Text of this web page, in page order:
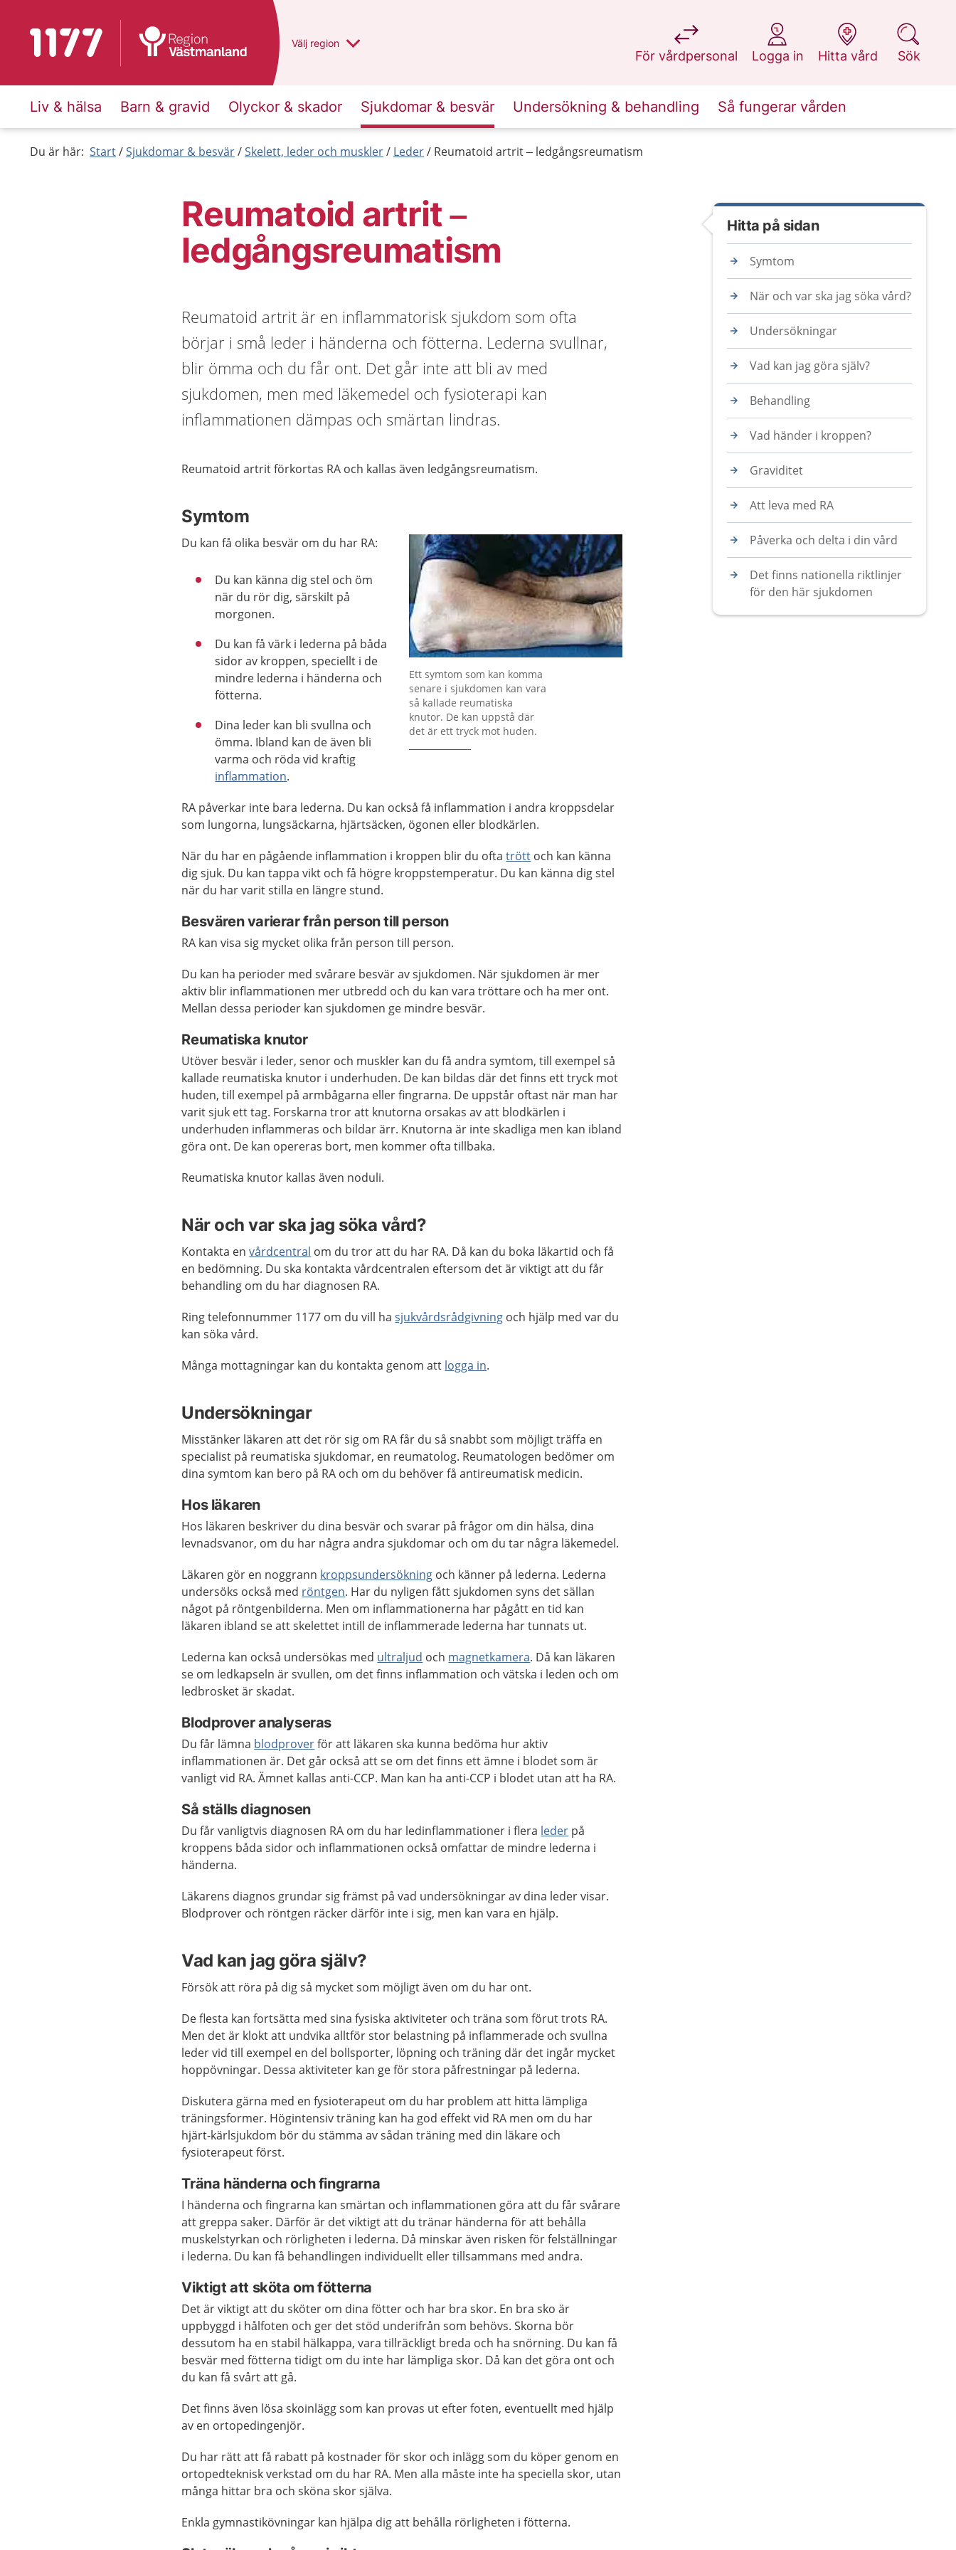
Till startsidan för 1177 Du har valt region
Välj en annan
region
För vårdpersonal
på 1177.se
Logga in
på 1177.se
Hitta vård
på 1177.se
Sök
på 1177.se
Liv & hälsa Barn & gravid Olyckor & skador Sjukdomar & besvär Undersökning & behandling Så fungerar vården
Du är här: Start Sjukdomar & besvär Skelett, leder och muskler Leder Reumatoid artrit – ledgångsreumatism
Reumatoid artrit –
ledgångsreumatism
Reumatoid artrit är en inflammatorisk sjukdom som ofta
börjar i små leder i händerna och fötterna. Lederna svullnar,
blir ömma och du får ont. Det går inte att bli av med
sjukdomen, men med läkemedel och fysioterapi kan
inflammationen dämpas och smärtan lindras.
Reumatoid artrit förkortas RA och kallas även ledgångsreumatism.
Symtom
Ett symtom som kan komma
senare i sjukdomen kan vara
så kallade reumatiska
knutor. De kan uppstå där
det är ett tryck mot huden.
Du kan få olika besvär om du har RA:
Du kan känna dig stel och öm
när du rör dig, särskilt på
morgonen.
Du kan få värk i lederna på båda
sidor av kroppen, speciellt i de
mindre lederna i händerna och
fötterna.
Dina leder kan bli svullna och
ömma. Ibland kan de även bli
varma och röda vid kraftig
inflammation.
RA påverkar inte bara lederna. Du kan också få inflammation i andra kroppsdelar
som lungorna, lungsäckarna, hjärtsäcken, ögonen eller blodkärlen.
När du har en pågående inflammation i kroppen blir du oftatrött och kan känna
dig sjuk. Du kan tappa vikt och få högre kroppstemperatur. Du kan känna dig stel
när du har varit stilla en längre stund.
Besvären varierar från person till person
RA kan visa sig mycket olika från person till person.
Du kan ha perioder med svårare besvär av sjukdomen. När sjukdomen är mer
aktiv blir inflammationen mer utbredd och du kan vara tröttare och ha mer ont.
Mellan dessa perioder kan sjukdomen ge mindre besvär.
Reumatiska knutor
Utöver besvär i leder, senor och muskler kan du få andra symtom, till exempel så
kallade reumatiska knutor i underhuden. De kan bildas där det finns ett tryck mot
huden, till exempel på armbågarna eller fingrarna. De uppstår oftast när man har
varit sjuk ett tag. Forskarna tror att knutorna orsakas av att blodkärlen i
underhuden inflammeras och bildar ärr. Knutorna är inte skadliga men kan ibland
göra ont. De kan opereras bort, men kommer ofta tillbaka.
Reumatiska knutor kallas även noduli.
När och var ska jag söka vård?
Kontakta envårdcentral om du tror att du har RA. Då kan du boka läkartid och få
en bedömning. Du ska kontakta vårdcentralen eftersom det är viktigt att du får
behandling om du har diagnosen RA.
Ring telefonnummer 1177 om du vill hasjukvårdsrådgivning och hjälp med var du
kan söka vård.
Många mottagningar kan du kontakta genom att logga in.
Undersökningar
Misstänker läkaren att det rör sig om RA får du så snabbt som möjligt träffa en
specialist på reumatiska sjukdomar, en reumatolog. Reumatologen bedömer om
dina symtom kan bero på RA och om du behöver få antireumatisk medicin.
Hos läkaren
Hos läkaren beskriver du dina besvär och svarar på frågor om din hälsa, dina
levnadsvanor, om du har några andra sjukdomar och om du tar några läkemedel.
Läkaren gör en noggrann kroppsundersökning och känner på lederna. Lederna
undersöks också med röntgen. Har du nyligen fått sjukdomen syns det sällan
något på röntgenbilderna. Men om inflammationerna har pågått en tid kan
läkaren ibland se att skelettet intill de inflammerade lederna har tunnats ut.
Lederna kan också undersökas med ultraljud och magnetkamera. Då kan läkaren
se om ledkapseln är svullen, om det finns inflammation och vätska i leden och om
ledbrosket är skadat.
Blodprover analyseras
Du får lämna blodproverför att läkaren ska kunna bedöma hur aktiv
inflammationen är. Det går också att se om det finns ett ämne i blodet som är
vanligt vid RA. Ämnet kallas anti-CCP. Man kan ha anti-CCP i blodet utan att ha RA.
Så ställs diagnosen
Du får vanligtvis diagnosen RA om du har ledinflammationer i flera leder på
kroppens båda sidor och inflammationen också omfattar de mindre lederna i
händerna.
Läkarens diagnos grundar sig främst på vad undersökningar av dina leder visar.
Blodprover och röntgen räcker därför inte i sig, men kan vara en hjälp.
Vad kan jag göra själv?
Försök att röra på dig så mycket som möjligt även om du har ont.
De flesta kan fortsätta med sina fysiska aktiviteter och träna som förut trots RA.
Men det är klokt att undvika alltför stor belastning på inflammerade och svullna
leder vid till exempel en del bollsporter, löpning och träning där det ingår mycket
hoppövningar. Dessa aktiviteter kan ge för stora påfrestningar på lederna.
Diskutera gärna med en fysioterapeut om du har problem att hitta lämpliga
träningsformer. Högintensiv träning kan ha god effekt vid RA men om du har
hjärt-kärlsjukdom bör du stämma av sådan träning med din läkare och
fysioterapeut först.
Träna händerna och fingrarna
I händerna och fingrarna kan smärtan och inflammationen göra att du får svårare
att greppa saker. Därför är det viktigt att du tränar händerna för att behålla
muskelstyrkan och rörligheten i lederna. Då minskar även risken för felställningar
i lederna. Du kan få behandlingen individuellt eller tillsammans med andra.
Viktigt att sköta om fötterna
Det är viktigt att du sköter om dina fötter och har bra skor. En bra sko är
uppbyggd i hålfoten och ger det stöd underifrån som behövs. Skorna bör
dessutom ha en stabil hälkappa, vara tillräckligt breda och ha snörning. Du kan få
besvär med fötterna tidigt om du inte har lämpliga skor. Då kan det göra ont och
du kan få svårt att gå.
Det finns även lösa skoinlägg som kan provas ut efter foten, eventuellt med hjälp
av en ortopedingenjör.
Du har rätt att få rabatt på kostnader för skor och inlägg som du köper genom en
ortopedteknisk verkstad om du har RA. Men alla måste inte ha speciella skor, utan
många hittar bra och sköna skor själva.
Enkla gymnastikövningar kan hjälpa dig att behålla rörligheten i fötterna.
Hitta på sidan
Symtom
När och var ska jag söka vård?
Undersökningar
Vad kan jag göra själv?
Behandling
Vad händer i kroppen?
Graviditet
Att leva med RA
Påverka och delta i din vård
Det finns nationella riktlinjer
för den här sjukdomen